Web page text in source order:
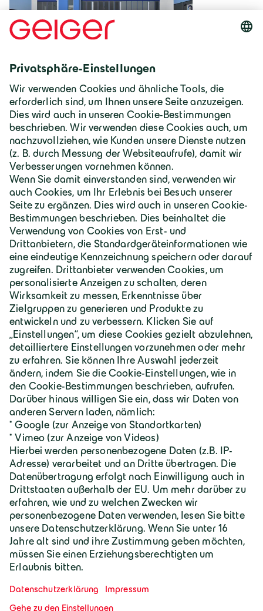
Deutschland | Deutsch
Geiger Gruppe
Über Geiger
Karriere
Geiger Gruppe
Wilhelm-Geiger-Straße 1
87561 Oberstdorf
+49 8322 18 0
info@geigergruppe.de